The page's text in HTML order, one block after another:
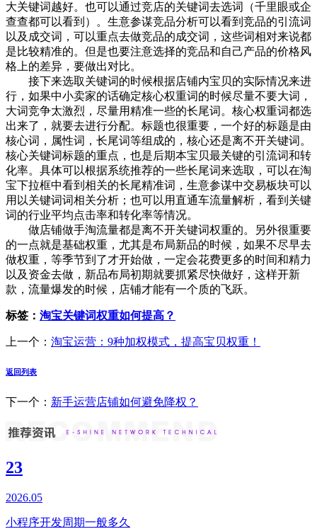
大关键词越好。也可以通过竞店的关键词去选词（千里眼或企
查查都可以看到）。生意参谋竞品分析可以看到竞品的引流词
以及成交词，可以重点去做竞品的成交词，这些词相对来说都
是比较精准的。但是也要注意选择的竞品和自己产品的价格风
格上的差异，要做出对比。
接下来选取关键词的时候根据店铺内宝贝的实际情况来进
行，如果中小卖家的话确定核心权重词的时候尽量不要大词，
大词竞争太激烈，尽量用精准一些的长尾词。核心权重词都选
出来了，就要去进行分配。标题也很重要，一个好的标题是由
核心词，属性词，长尾词等组成的，核心还是离不开关键词。
核心关键词标题的重点，也是后期本宝贝最关键的引流词和转
化率。具体可以根据系统推荐的一些长尾词来选取，可以在淘
宝下拉框中看到相关的长尾精准词，生意参谋中交易板块可以
用以关键词词相关分析；也可以用直通车流量解析，看到关键
词的行业平均点击率和转化率等情况。
做店铺做手淘流量都是离不开关键词权重的。另外很重要
的一点就是基础权重，尤其是布局新品的时候，如果不尽早去
做权重，等季节到了才开始做，一定会花费更多的时间和精力
以及资金去做，新品布局初期就要抓紧尽快做好，这样开新
款，流量爆发的时候，店铺才能有一个质的飞跃。
标签： 淘宝关键词权重如何提高？
上一个： 淘宝运营：9种加权模式，提高宝贝权重！
返回列表
下一个： 新手运营店铺如何避免降权？
23
2026.05
小程序开发周期一般多久